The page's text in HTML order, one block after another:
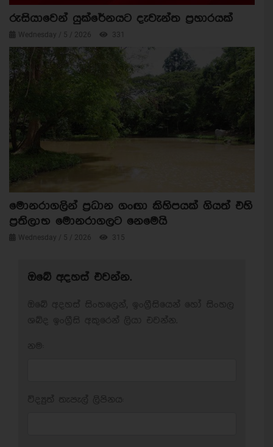
රුසියාවෙන් යුක්රේනයට දැවැන්ත ප්‍රහාරයක්
Wednesday / 5 / 2026 331
මොනරාගලින් ප්‍රධාන ගංඟා කිහිපයක් ගියත් එහි
ප්‍රතිලාභ මොනරාගලට නෙමෙයි
Wednesday / 5 / 2026 315
ඔබේ අදහස් එවන්න.